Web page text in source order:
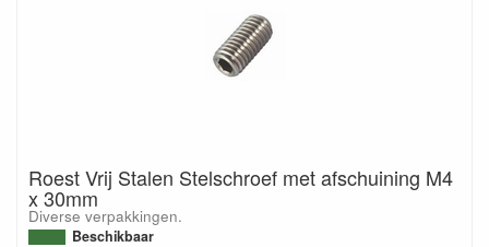
Roest Vrij Stalen Stelschroef met afschuining M4
x 30mm
Diverse verpakkingen.
Beschikbaar